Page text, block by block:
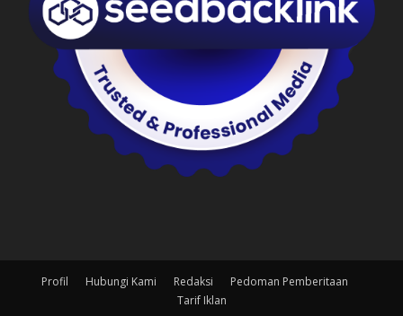
Profil Hubungi Kami Redaksi
Pedoman Pemberitaan
Tarif Iklan